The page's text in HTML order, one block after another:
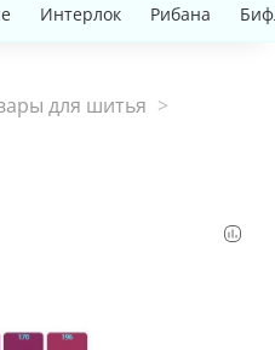
Интерлок Рибана
для шитья